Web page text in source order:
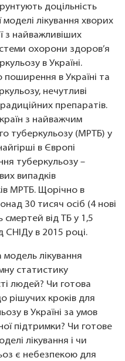
доцільність
лікування хворих
з найважливіших
охорони здоров’я
в Україні.
поширення в Україні та
нечутливі
препаратів.
з найважчим
туберкульозу (МРТБ) у
в Європі
туберкульозу –
випадків
МРТБ. Щорічно в
30 тисяч осіб (4 нові
смертей від ТБ у 1,5
СНІДу в 2015 році.
лікування
статистику
людей? Чи готова
рішучих кроків для
в Україні за умов
підтримки? Чи готове
лікування і чи
є небезпекою для